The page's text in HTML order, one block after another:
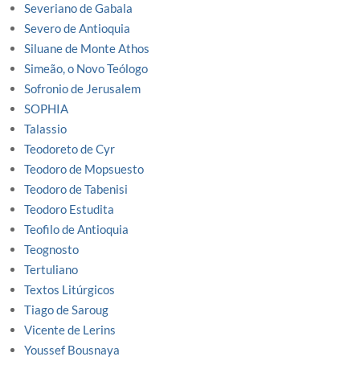
Severiano de Gabala
Severo de Antioquia
Siluane de Monte Athos
Simeão, o Novo Teólogo
Sofronio de Jerusalem
SOPHIA
Talassio
Teodoreto de Cyr
Teodoro de Mopsuesto
Teodoro de Tabenisi
Teodoro Estudita
Teofilo de Antioquia
Teognosto
Tertuliano
Textos Litúrgicos
Tiago de Saroug
Vicente de Lerins
Youssef Bousnaya